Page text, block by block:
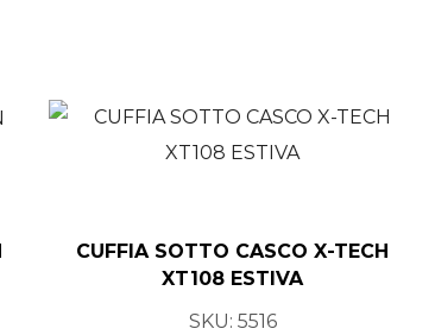
CUFFIA SOTTO CASCO X-TECH
XT108 ESTIVA
SKU: 5516